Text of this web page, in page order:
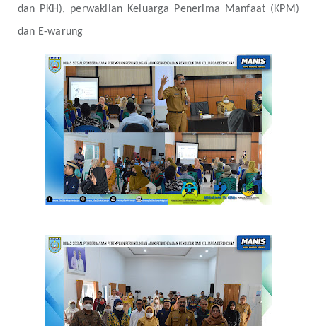
dan PKH), perwakilan Keluarga Penerima Manfaat (KPM)
dan E-warung